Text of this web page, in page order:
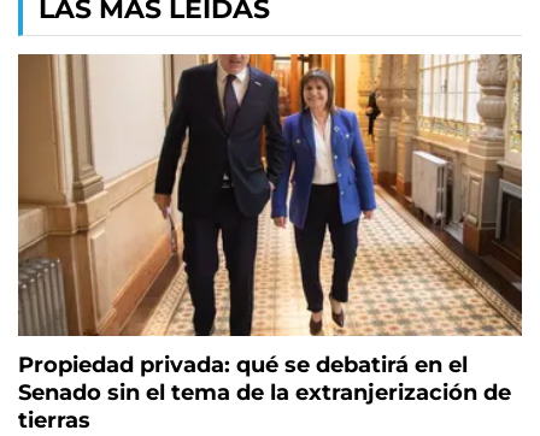
LAS MÁS LEÍDAS
Propiedad privada: qué se debatirá en el
Senado sin el tema de la extranjerización de
tierras